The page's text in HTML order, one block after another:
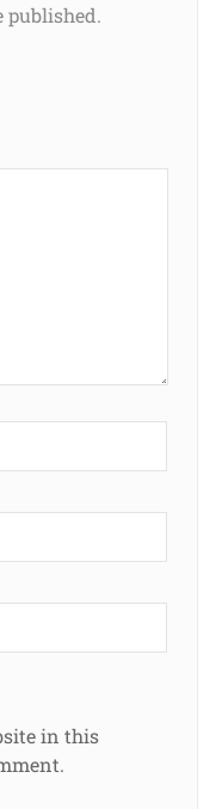
published.
in this